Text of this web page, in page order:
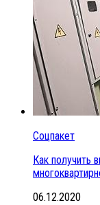
Соцпакет
Как получить
06.12.2020